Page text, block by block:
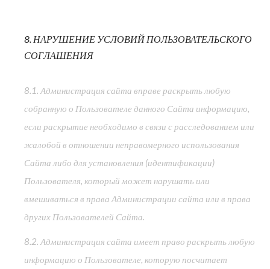
8. НАРУШЕНИЕ УСЛОВИЙ ПОЛЬЗОВАТЕЛЬСКОГО
СОГЛАШЕНИЯ
8.1. Администрация сайта вправе раскрыть любую
собранную о Пользователе данного Сайта информацию,
если раскрытие необходимо в связи с расследованием или
жалобой в отношении неправомерного использования
Сайта либо для установления (идентификации)
Пользователя, который может нарушать или
вмешиваться в права Администрации сайта или в права
других Пользователей Сайта.
8.2. Администрация сайта имеет право раскрыть любую
информацию о Пользователе, которую посчитает